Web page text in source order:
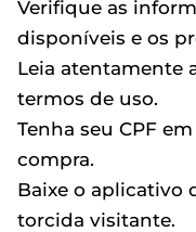
Verifique as
disponíveis e os
Leia atentamente
termos de uso.
Tenha seu CPF
compra.
Baixe o aplicativo
torcida visitante.